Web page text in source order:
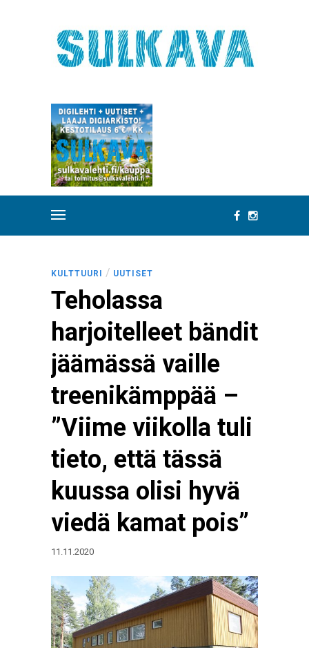
KULTTUURI / UUTISET
Teholassa
harjoitelleet bändit
jäämässä vaille
treenikämppää –
”Viime viikolla tuli
tieto, että tässä
kuussa olisi hyvä
viedä kamat pois”
11.11.2020